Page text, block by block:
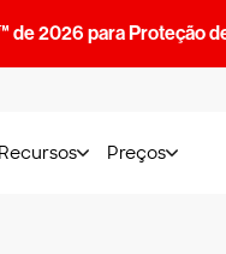
de 2026 para Proteção
Recursos Preços